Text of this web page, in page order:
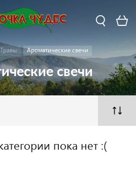
Травы Ароматические свечи
свечи
пока нет :(